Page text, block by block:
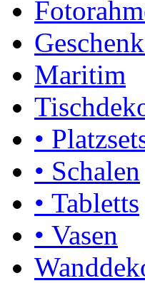
Maritim
•
• Schalen
• Tabletts
• Vasen